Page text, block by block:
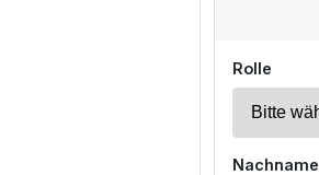
Rolle
Nachname